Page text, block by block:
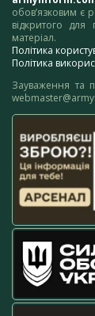
обов’язковим є
відкритого
матеріал.
Політика
Політика
Зауваження та